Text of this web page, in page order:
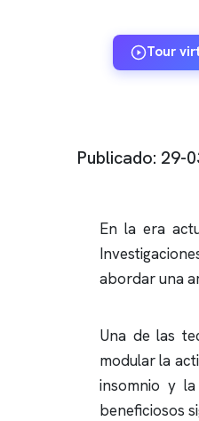
Tour
Publicado: 29-
En la era
abordar una
Una de las
modular la
insomnio y la
beneficiosos